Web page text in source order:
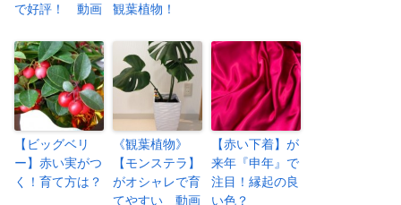
で好評！ 動画
観葉植物！
【ビッグベリ
ー】赤い実がつ
く！育て方は？
《観葉植物》
【モンステラ】
がオシャレで育
てやすい 動画
【赤い下着】が
来年『申年』で
注目！縁起の良
い色？